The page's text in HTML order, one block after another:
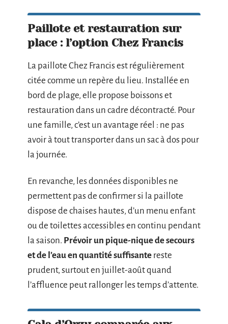
Paillote et restauration sur
place : l’option Chez Francis
La paillote Chez Francis est régulièrement
citée comme un repère du lieu. Installée en
bord de plage, elle propose boissons et
restauration dans un cadre décontracté. Pour
une famille, c’est un avantage réel : ne pas
avoir à tout transporter dans un sac à dos pour
la journée.
En revanche, les données disponibles ne
permettent pas de confirmer si la paillote
dispose de chaises hautes, d’un menu enfant
ou de toilettes accessibles en continu pendant
la saison. Prévoir un pique-nique de secours
et de l’eau en quantité suffisante reste
prudent, surtout en juillet-août quand
l’affluence peut rallonger les temps d’attente.